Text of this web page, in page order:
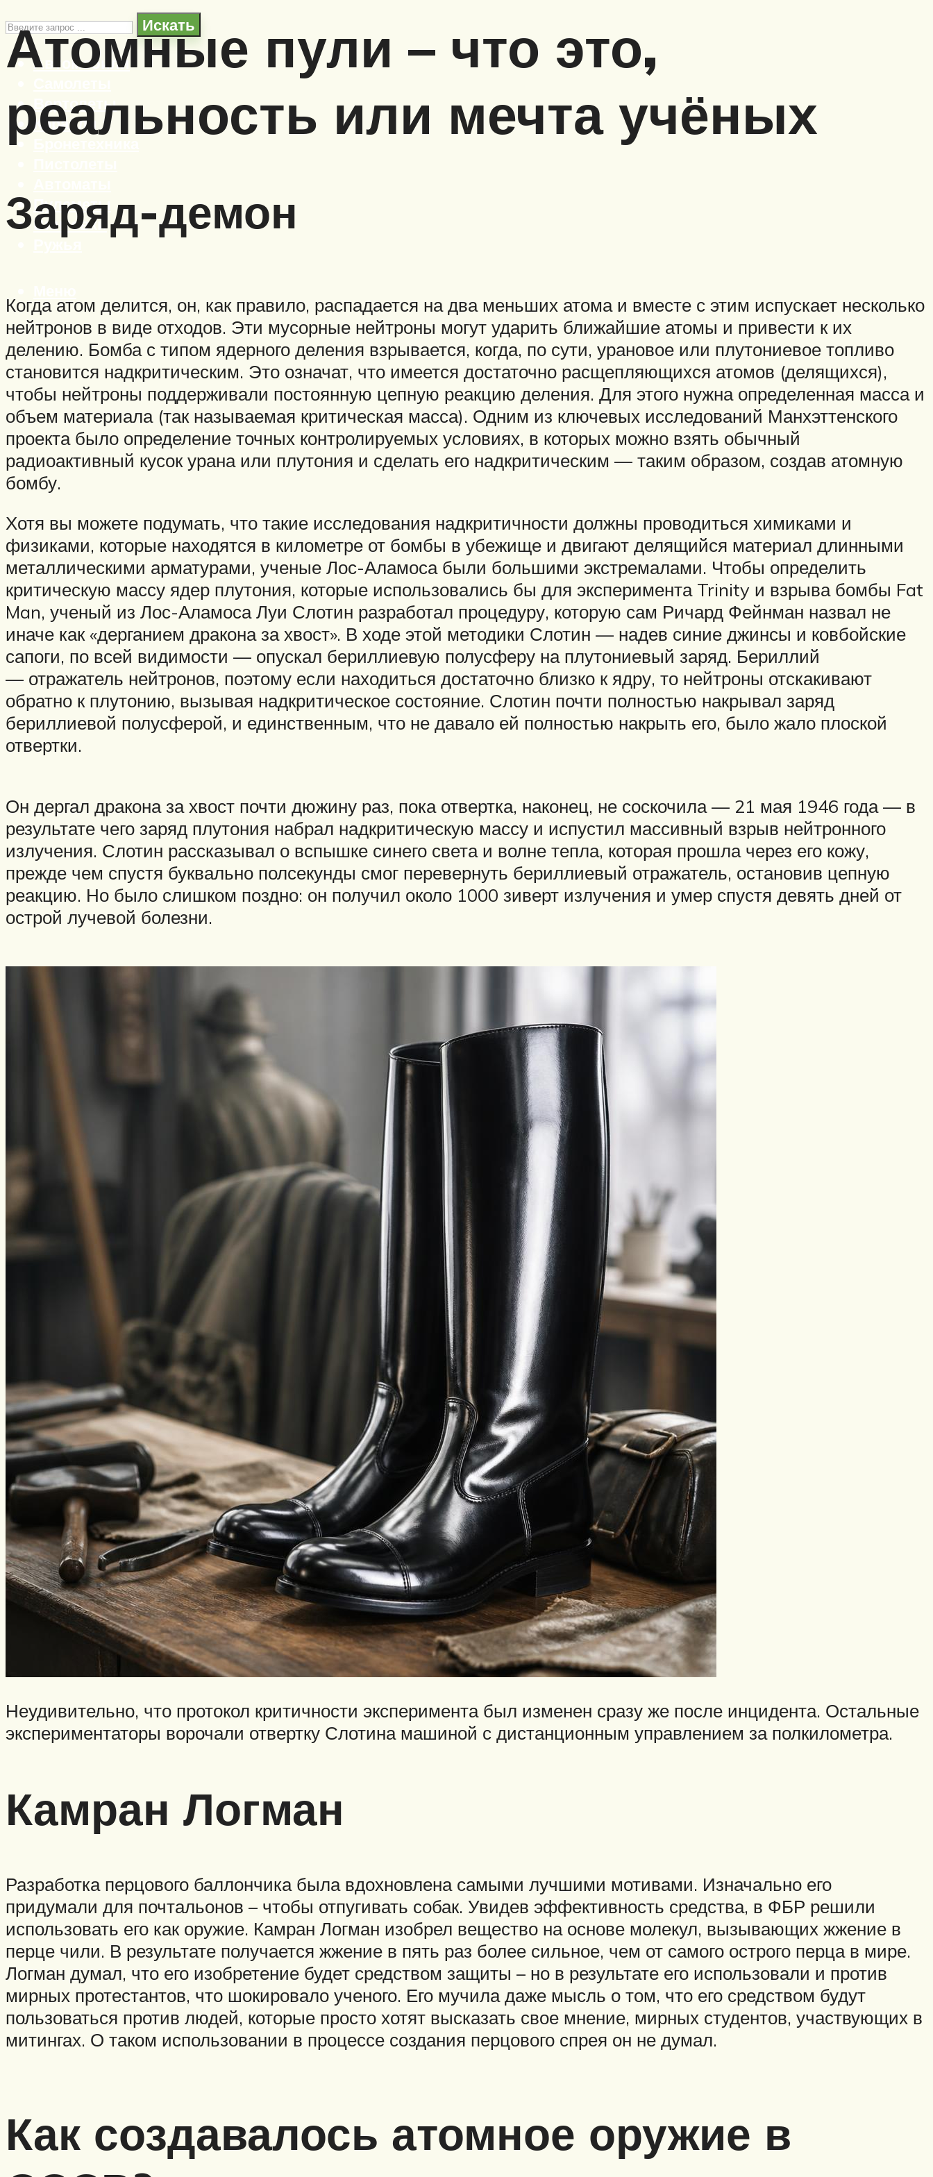
Искать
Автомобили
Вертолеты
Корабли
Пулеметы
Винтовки
Ружья
Атомные пули – что это,
реальность или мечта учёных
Заряд-демон
Когда атом делится, он, как правило, распадается на два меньших атома и вместе с этим испускает несколько
нейтронов в виде отходов. Эти мусорные нейтроны могут ударить ближайшие атомы и привести к их
делению. Бомба с типом ядерного деления взрывается, когда, по сути, урановое или плутониевое топливо
становится надкритическим. Это означат, что имеется достаточно расщепляющихся атомов (делящихся),
чтобы нейтроны поддерживали постоянную цепную реакцию деления. Для этого нужна определенная масса и
объем материала (так называемая критическая масса). Одним из ключевых исследований Манхэттенского
проекта было определение точных контролируемых условиях, в которых можно взять обычный
радиоактивный кусок урана или плутония и сделать его надкритическим — таким образом, создав атомную
бомбу.
Хотя вы можете подумать, что такие исследования надкритичности должны проводиться химиками и
физиками, которые находятся в километре от бомбы в убежище и двигают делящийся материал длинными
металлическими арматурами, ученые Лос-Аламоса были большими экстремалами. Чтобы определить
критическую массу ядер плутония, которые использовались бы для эксперимента Trinity и взрыва бомбы Fat
Man, ученый из Лос-Аламоса Луи Слотин разработал процедуру, которую сам Ричард Фейнман назвал не
иначе как «дерганием дракона за хвост». В ходе этой методики Слотин — надев синие джинсы и ковбойские
сапоги, по всей видимости — опускал бериллиевую полусферу на плутониевый заряд. Бериллий
— отражатель нейтронов, поэтому если находиться достаточно близко к ядру, то нейтроны отскакивают
обратно к плутонию, вызывая надкритическое состояние. Слотин почти полностью накрывал заряд
бериллиевой полусферой, и единственным, что не давало ей полностью накрыть его, было жало плоской
отвертки.
Он дергал дракона за хвост почти дюжину раз, пока отвертка, наконец, не соскочила — 21 мая 1946 года — в
результате чего заряд плутония набрал надкритическую массу и испустил массивный взрыв нейтронного
излучения. Слотин рассказывал о вспышке синего света и волне тепла, которая прошла через его кожу,
прежде чем спустя буквально полсекунды смог перевернуть бериллиевый отражатель, остановив цепную
реакцию. Но было слишком поздно: он получил около 1000 зиверт излучения и умер спустя девять дней от
острой лучевой болезни.
Неудивительно, что протокол критичности эксперимента был изменен сразу же после инцидента. Остальные
экспериментаторы ворочали отвертку Слотина машиной с дистанционным управлением за полкилометра.
Камран Логман
Разработка перцового баллончика была вдохновлена самыми лучшими мотивами. Изначально его
придумали для почтальонов – чтобы отпугивать собак. Увидев эффективность средства, в ФБР решили
использовать его как оружие. Камран Логман изобрел вещество на основе молекул, вызывающих жжение в
перце чили. В результате получается жжение в пять раз более сильное, чем от самого острого перца в мире.
Логман думал, что его изобретение будет средством защиты – но в результате его использовали и против
мирных протестантов, что шокировало ученого. Его мучила даже мысль о том, что его средством будут
пользоваться против людей, которые просто хотят высказать свое мнение, мирных студентов, участвующих в
митингах. О таком использовании в процессе создания перцового спрея он не думал.
Как создавалось атомное оружие в